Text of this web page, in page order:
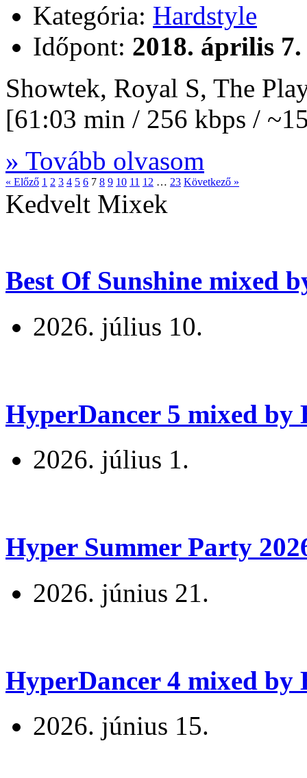
Kategória: Hardstyle
Időpont: 2018. április
Showtek, Royal S, The
[61:03 min / 256 kbps /
» Tovább olvasom
« Előző 1 2 3 4 5 6 7 8 9 10 11 12 … 23 Következő »
Kedvelt Mixek
Best Of Sunshine mixed
2026. július 10.
HyperDancer 5 mixed by
2026. július 1.
Hyper Summer Party
2026. június 21.
HyperDancer 4 mixed by
2026. június 15.